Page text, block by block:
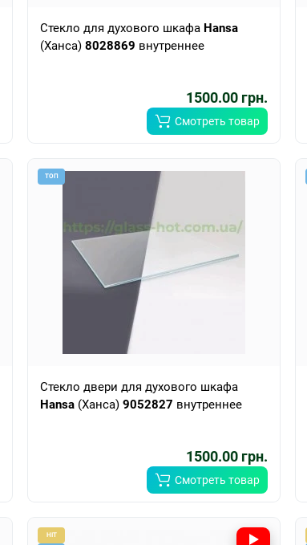
Стекло для духового шкафа Hansa
(Ханса) 8028869 внутреннее
1500.00 грн.
Смотреть товар
ТОП
Стекло двери для духового шкафа
Hansa (Ханса) 9052827 внутреннее
1500.00 грн.
Смотреть товар
HIT